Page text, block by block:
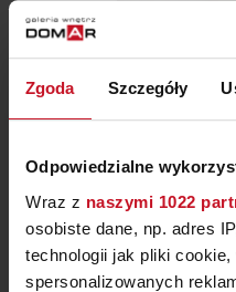
Zgoda Szczegóły
Odpowiedzialne
Wraz z naszymi 1022
osobiste dane, np. adres
technologii jak pliki
spersonalizowanych
ZAPYTAJ O